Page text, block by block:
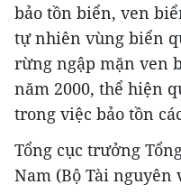
bảo tồn biển, ven
tự nhiên vùng biển
rừng ngập mặn ven
năm 2000, thể hiện
trong việc bảo tồn
Tổng cục trưởng
Nam (Bộ Tài